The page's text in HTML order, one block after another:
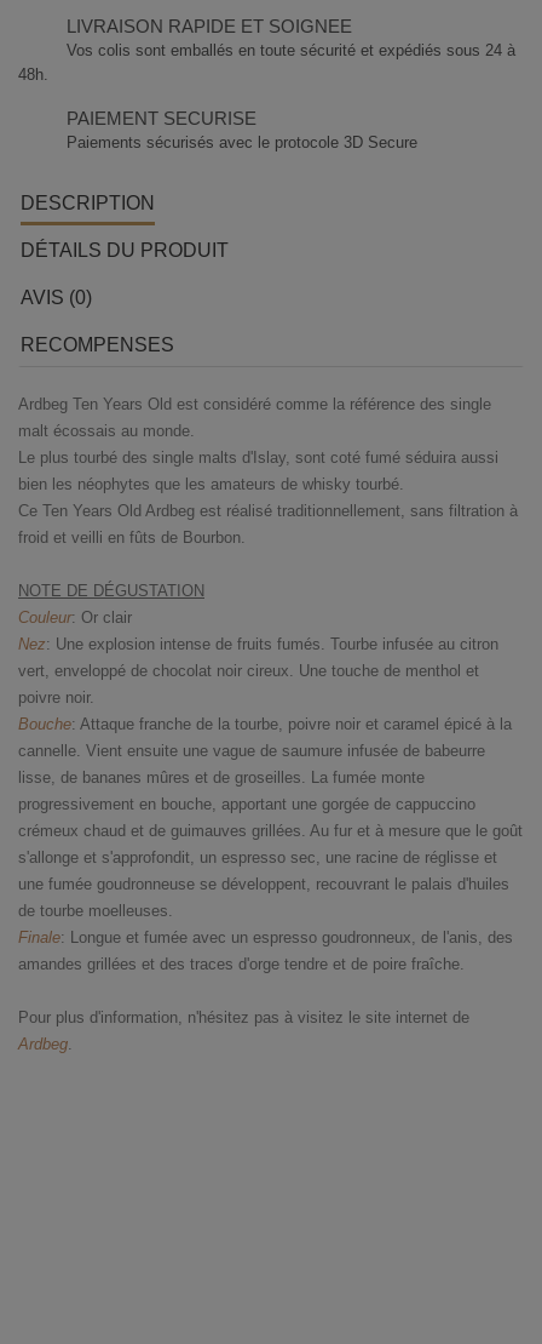
LIVRAISON RAPIDE ET SOIGNEE
Vos colis sont emballés en toute sécurité et expédiés sous 24 à
48h.
PAIEMENT SECURISE
Paiements sécurisés avec le protocole 3D Secure
DESCRIPTION
DÉTAILS DU PRODUIT
AVIS (0)
RECOMPENSES
Ardbeg Ten Years Old est considéré comme la référence des single
malt écossais au monde.
Le plus tourbé des single malts d'Islay, sont coté fumé séduira aussi
bien les néophytes que les amateurs de whisky tourbé.
Ce Ten Years Old Ardbeg est réalisé traditionnellement, sans filtration à
froid et veilli en fûts de Bourbon.
NOTE DE DÉGUSTATION
Couleur: Or clair
Nez: Une explosion intense de fruits fumés. Tourbe infusée au citron
vert, enveloppé de chocolat noir cireux. Une touche de menthol et
poivre noir.
Bouche: Attaque franche de la tourbe, poivre noir et caramel épicé à la
cannelle. Vient ensuite une vague de saumure infusée de babeurre
lisse, de bananes mûres et de groseilles. La fumée monte
progressivement en bouche, apportant une gorgée de cappuccino
crémeux chaud et de guimauves grillées. Au fur et à mesure que le goût
s'allonge et s'approfondit, un espresso sec, une racine de réglisse et
une fumée goudronneuse se développent, recouvrant le palais d'huiles
de tourbe moelleuses.
Finale: Longue et fumée avec un espresso goudronneux, de l'anis, des
amandes grillées et des traces d'orge tendre et de poire fraîche.
Pour plus d'information, n'hésitez pas à visitez le site internet de
Ardbeg.